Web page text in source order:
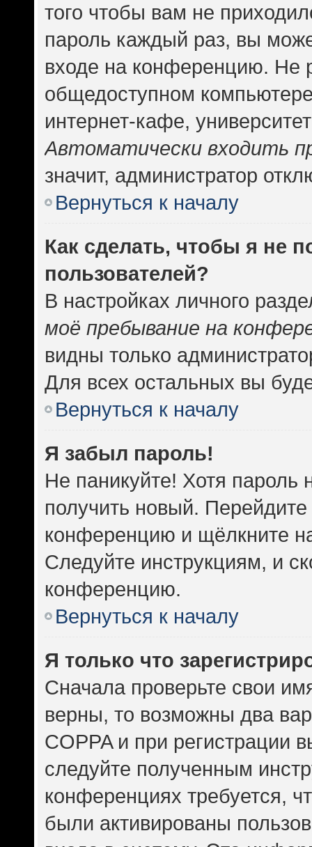
того чтобы вам не
пароль каждый раз, вы
входе на конференцию. Не
общедоступном
интернет-кафе,
Автоматически входить
значит, администратор
Вернуться к началу
Как сделать, чтобы я не
пользователей?
В настройках личного
моё пребывание на
видны только
Для всех остальных вы
Вернуться к началу
Я забыл пароль!
Не паникуйте! Хотя пароль
получить новый.
конференцию и щёлкните
Следуйте инструкциям, и
конференцию.
Вернуться к началу
Я только что
Сначала проверьте свои
верны, то возможны два
COPPA и при регистрации
следуйте полученным
конференциях требуется,
были активированы